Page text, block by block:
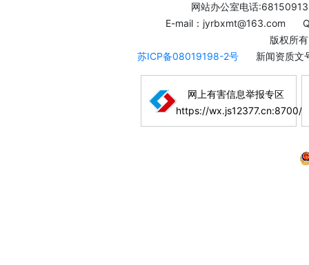
网站办公室电话:68150913
E-mail：jyrbxmt@163.com
版权所
苏ICP备08019198-2号
新闻资质
网上有害信息举报专区
https://wx.js12377.cn:8700/